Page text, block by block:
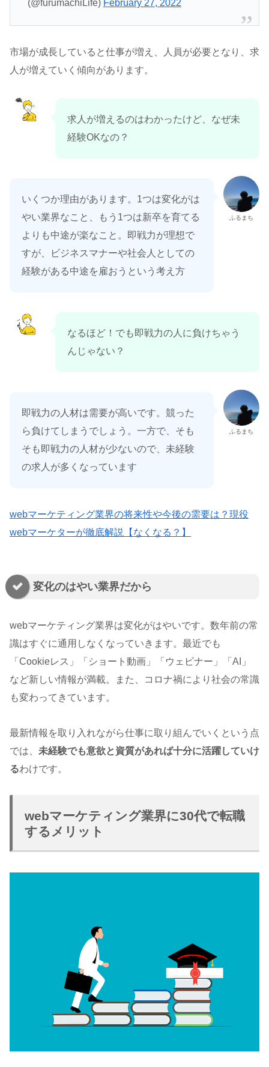
(@furumachiLife) February 27, 2022
市場が成長していると仕事が増え、人員が必要となり、求
人が増えていく傾向があります。
求人が増えるのはわかったけど、なぜ未
経験OKなの？
ふるまち
いくつか理由があります。1つは変化がは
やい業界なこと、もう1つは新卒を育てる
よりも中途が楽なこと。即戦力が理想で
すが、ビジネスマナーや社会人としての
経験がある中途を雇おうという考え方
なるほど！でも即戦力の人に負けちゃう
んじゃない？
ふるまち
即戦力の人材は需要が高いです。競った
ら負けてしまうでしょう。一方で、そも
そも即戦力の人材が少ないので、未経験
の求人が多くなっています
webマーケティング業界の将来性や今後の需要は？現役
webマーケターが徹底解説【なくなる？】
変化のはやい業界だから
webマーケティング業界は変化がはやいです。数年前の常
識はすぐに通用しなくなっていきます。最近でも
「Cookieレス」「ショート動画」「ウェビナー」「AI」
など新しい情報が満載。また、コロナ禍により社会の常識
も変わってきています。
最新情報を取り入れながら仕事に取り組んでいくという点
では、 未経験でも意欲と資質があれば十分に活躍していけ
るわけです。
webマーケティング業界に30代で転職
するメリット